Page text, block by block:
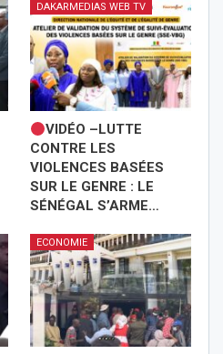
DAKARMEDIAS WEB TV
VIDÉO –LUTTE
CONTRE LES
VIOLENCES BASÉES
SUR LE GENRE : LE
SÉNÉGAL S’ARME…
ECONOMIE